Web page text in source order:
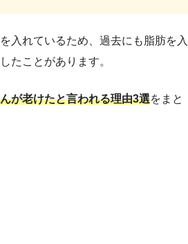
入れているため、過去にも脂肪を入
たことがあります。
が老けたと言われる理由3選をまと